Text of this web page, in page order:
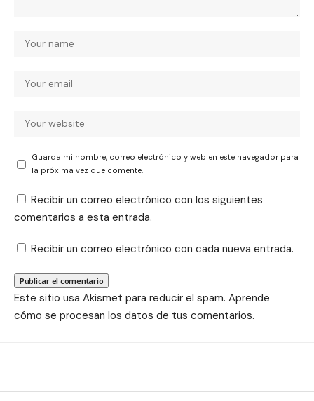
Guarda mi nombre, correo electrónico y web en este navegador para
la próxima vez que comente.
Recibir un correo electrónico con los siguientes
comentarios a esta entrada.
Recibir un correo electrónico con cada nueva entrada.
Este sitio usa Akismet para reducir el spam. Aprende
cómo se procesan los datos de tus comentarios.